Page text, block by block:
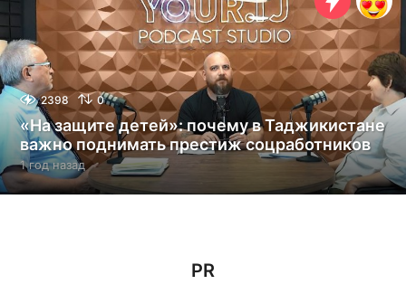
н
а
з
а
д
2398 0
«На защите детей»: почему в Таджикистане
важно поднимать престиж соцработников
1 год назад1
г
о
PR